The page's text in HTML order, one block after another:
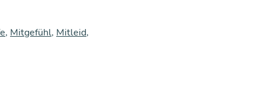
, Mitgefühl, Mitleid,